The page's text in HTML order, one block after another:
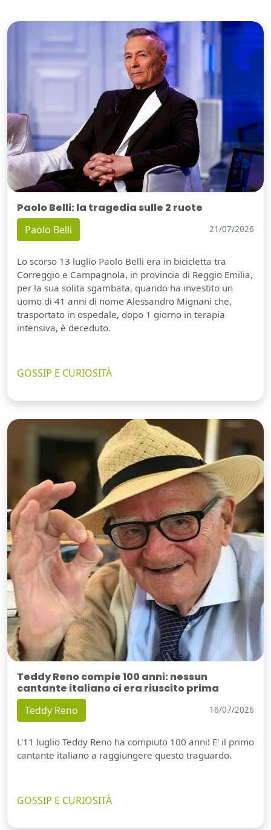
Paolo Belli: la tragedia sulle 2 ruote
Paolo Belli 21/07/2026
Lo scorso 13 luglio Paolo Belli era in bicicletta tra
Correggio e Campagnola, in provincia di Reggio Emilia,
per la sua solita sgambata, quando ha investito un
uomo di 41 anni di nome Alessandro Mignani che,
trasportato in ospedale, dopo 1 giorno in terapia
intensiva, è deceduto.
GOSSIP E CURIOSITÀ
Teddy Reno compie 100 anni: nessun
cantante italiano ci era riuscito prima
Teddy Reno 16/07/2026
L'11 luglio Teddy Reno ha compiuto 100 anni! E' il primo
cantante italiano a raggiungere questo traguardo.
GOSSIP E CURIOSITÀ